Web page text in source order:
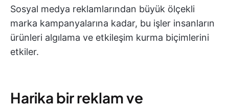
Sosyal medya reklamlarından büyük ölçekli
marka kampanyalarına kadar, bu işler insanların
ürünleri algılama ve etkileşim kurma biçimlerini
etkiler.
Harika bir reklam ve